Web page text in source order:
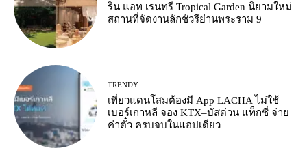
ริน แอท เรนทรี Tropical Garden นิยามใหม่
สถานที่จัดงานลักชัวรีย่านพระราม 9
TRENDY
เที่ยวแดนโสมต้องมี App LACHA ไม่ใช้
เบอร์เกาหลี จอง KTX–บัสด่วน แท็กซี่ จ่าย
ค่าตั๋ว ครบจบในแอปเดียว